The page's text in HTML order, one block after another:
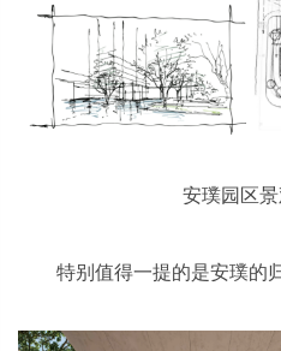
安璞园区
特别值得一提的是安璞的